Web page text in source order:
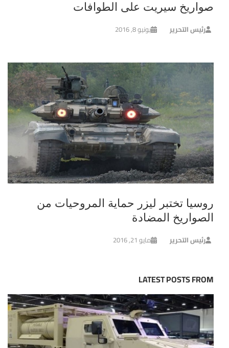
صواريخ سيريت على الطوافات
رئيس التحرير يونيو 8, 2016
روسيا تختبر ليزر حماية المروحيات من
الصواريخ المضادة
رئيس التحرير مايو 21, 2016
LATEST POSTS FROM